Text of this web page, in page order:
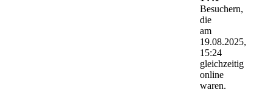
Besuchern,
die
am
19.08.2025,
15:24
gleichzeitig
online
waren.